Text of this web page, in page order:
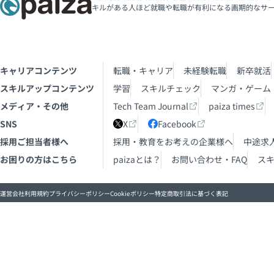
キルがある人ほど就職や転職が有利になる画期的なサ
キャリアコンテンツ 転職・キャリア 未経験転職
新卒就活
スキルアップコンテンツ
学習 スキルチェック
マンガ・ゲーム
メディア・その他
Tech Team Journal
paiza times
SNS
X
Facebook
採用ご担当者様へ
採用・教育をお考えの企業様へ
中途求
お困りの方はこちら
paizaとは？ お問い合わせ・FAQ ス
運営会社利用規約プライバシーポリシーCookieポリシー特定商取引法に基づく表記